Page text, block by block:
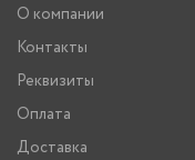
О компании
Контакты
Реквизиты
Оплата
Доставка